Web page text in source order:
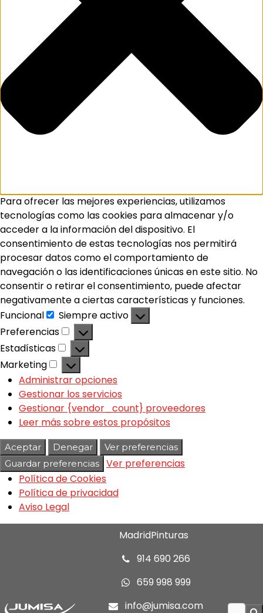
Para ofrecer las mejores experiencias, utilizamos
tecnologías como las cookies para almacenar y/o
acceder a la información del dispositivo. El
consentimiento de estas tecnologías nos permitirá
procesar datos como el comportamiento de
navegación o las identificaciones únicas en este sitio. No
consentir o retirar el consentimiento, puede afectar
negativamente a ciertas características y funciones.
Funcional
Siempre activo
Preferencias
Estadísticas
Marketing
Administrar opciones
Gestionar los servicios
Gestionar {vendor_count} proveedores
Leer más sobre estos propósitos
Aceptar Denegar
Ver preferencias
Guardar preferencias
Ver preferencias
Política de Cookies
Política de privacidad
Aviso Legal
MadridPinturas
914 690 266
659 998 999
info@jumisa.com